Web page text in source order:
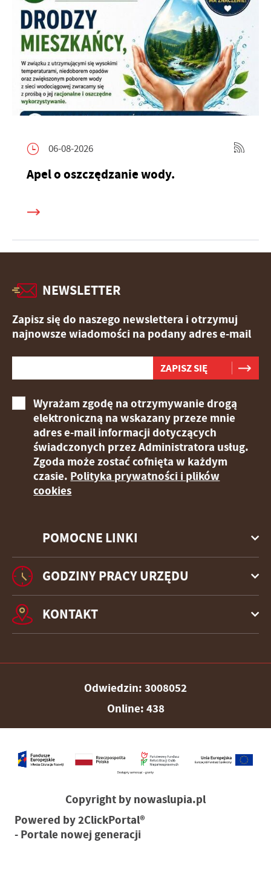
06-08-2026
Apel o oszczędzanie wody.
POMOCNE LINKI
NEWSLETTER
Zapisz się do naszego newslettera i otrzymuj
najnowsze wiadomości na podany adres e-mail
Wyrażam zgodę na otrzymywanie drogą
elektroniczną na wskazany przeze mnie
adres e-mail informacji dotyczących
świadczonych przez Administratora usług.
Zgoda może zostać cofnięta w każdym
czasie. Polityka prywatności i plików
cookies
GODZINY PRACY URZĘDU
KONTAKT
Odwiedzin: 3008052
Online: 438
Copyright by nowaslupia.pl
Powered by2ClickPortal®
- Portale nowej generacji